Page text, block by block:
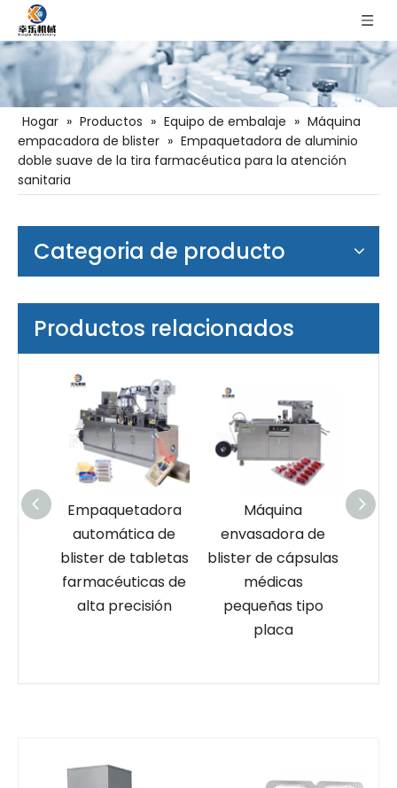
Hogar » Productos » Equipo de embalaje » Máquina
empacadora de blister » Empaquetadora de aluminio
doble suave de la tira farmacéutica para la atención
sanitaria
Categoria de producto
Productos relacionados
Máquina
envasadora de
blister de cápsulas
médicas
pequeñas tipo
Máquina selladora
de papel de
aluminio con
sellador por
inducción
completamente